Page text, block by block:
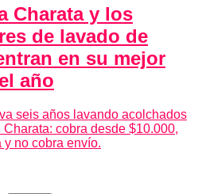
Charata y los
de lavado de
en su mejor
año
seis años lavando acolchados
cobra desde $10.000,
no cobra envío.